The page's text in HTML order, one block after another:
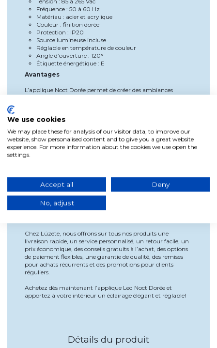
Fréquence : 50 à 60 Hz
Matériau : acier et acrylique
Couleur : finition dorée
Protection : IP20
Source lumineuse incluse
Réglable en température de couleur
Angle d’ouverture : 120°
Étiquette énergétique : E
Avantages
L’applique Noct Dorée permet de créer des ambiances
durée de vie et un éclairage de haute qualité, répondant au
besoin de combiner esthétique et fonctionnalité dans un seul
luminaire.
Utilisation et installation
Effectuer le raccordement électrique en suivant les
instructions du fabricant
Allumer l’applique et sélectionner la couleur de lumière
souhaitée
Profiter d’un éclairage décoratif et efficace
Chez Lúzete, nous offrons sur tous nos produits une
livraison rapide, un service personnalisé, un retour facile, un
prix économique, des conseils gratuits à l’achat, des options
de paiement flexibles, une garantie de qualité, des remises
pour achats récurrents et des promotions pour clients
réguliers.
Achetez dès maintenant l’applique Led Noct Dorée et
apportez à votre intérieur un éclairage élégant et réglable!
Détails du produit
We use cookies
We may place these for analysis of our visitor data, to improve our
website, show personalised content and to give you a great website
experience. For more information about the cookies we use open the
settings.
Accept all Deny
No, adjust